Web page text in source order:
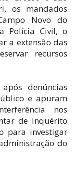
os mandados
Novo do
Polícia Civil, o
a extensão das
recursos
denúncias
e apuram
nos
de Inquérito
para investigar
do